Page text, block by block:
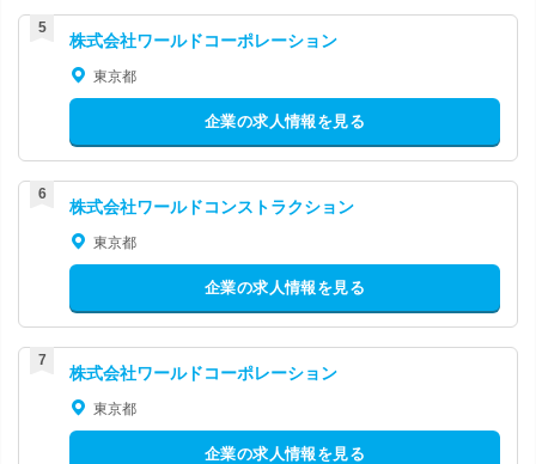
株式会社ワールドコーポレーション
東京都
企業の求人情報を見る
株式会社ワールドコンストラクション
東京都
企業の求人情報を見る
株式会社ワールドコーポレーション
東京都
企業の求人情報を見る